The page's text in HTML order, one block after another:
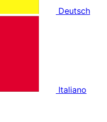
Deutsch
Italiano